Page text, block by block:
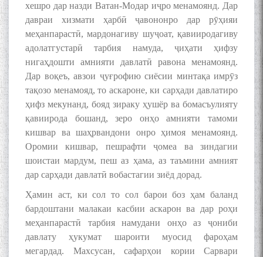
хешро дар назди Ватан-Модар иҷро менамоянд. Дар
давраи хизмати ҳарбӣ ҷавононро дар рӯҳияи
меҳанпарастӣ, мардонагиву шуҷоат, қавииродагиву
адолатгустарӣ тарбия намуда, ҷиҳати ҳифзу
нигаҳдошти амнияти давлатӣ равона менамоянд.
Дар воқеъ, авзои ҷуғрофию сиёсии минтақа имрӯз
тақозо менамояд, то аскароне, ки сарҳади давлатиро
ҳифз мекунанд, бояд зираку ҳушёр ва бомасъулияту
қавиирода бошанд, зеро онҳо амнияти тамоми
кишвар ва шаҳрвандони онро ҳимоя менамоянд.
Оромии кишвар, пешрафти ҷомеа ва зиндагии
шоистаи мардум, пеш аз ҳама, аз таъмини амният
дар сарҳади давлатӣ вобастагии зиёд дорад.
Ҳамин аст, ки сол то сол барои боз ҳам баланд
бардоштани малакаи касбии аскарон ва дар роҳи
меҳанпарастӣ тарбия намудани онҳо аз ҷониби
давлату ҳукумат шароити муосид фароҳам
мегардад. Махсусан, сафарҳои кории Сарвари
Сухбати навқаламон бо
Муъмин Қаноат\Meeting of
young talents with Mumyin
Kanoat
The Persian Gulf Beautiful
Қаноат (Ustod Mumin Qanoat)
and Master Mehryar
Mehrafarin about the conflict
of the name of the Persian
Gulf